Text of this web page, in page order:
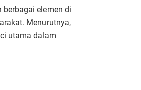
elemen di
Menurutnya,
utama dalam